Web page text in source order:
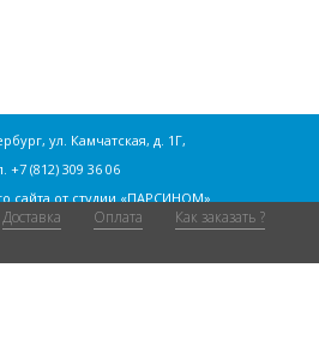
ул. Камчатская, д. 1Г,
+7 (812) 309 36 06
сайта отстудии «ПАРСИНОМ»
персональных данных
Статьи
Доставка Оплата Как заказать ?